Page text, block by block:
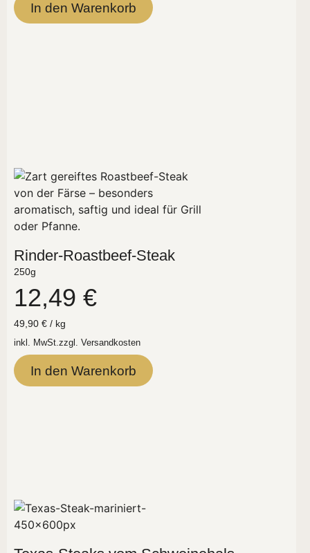
In den Warenkorb
Rinder-Roastbeef-Steak
250g
12,49 €
49,90 € / kg
inkl. MwSt.zzgl. Versandkosten
In den Warenkorb